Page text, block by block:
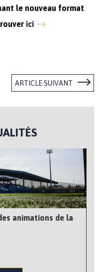
le nouveau format
ici
ARTICLE SUIVANT
animations de la